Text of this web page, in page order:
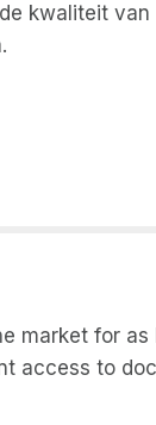
kwaliteit van
market for
access to